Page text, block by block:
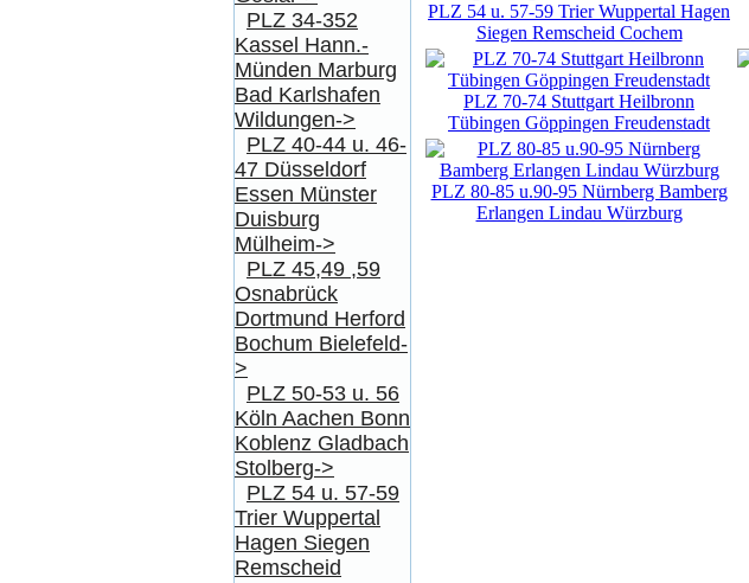
PLZ 54 u. 57-59 Trier Wuppertal Hagen
Siegen Remscheid Cochem
PLZ 70-74 Stuttgart Heilbronn
Tübingen Göppingen Freudenstadt
PLZ 80-85 u.90-95 Nürnberg Bamberg
Erlangen Lindau Würzburg
PLZ 34-352
Kassel Hann.-
Münden Marburg
Bad Karlshafen
Wildungen->
PLZ 40-44 u. 46-
47 Düsseldorf
Essen Münster
Duisburg
Mülheim->
PLZ 45,49 ,59
Osnabrück
Dortmund Herford
Bochum Bielefeld-
>
PLZ 50-53 u. 56
Köln Aachen Bonn
Koblenz Gladbach
Stolberg->
PLZ 54 u. 57-59
Trier Wuppertal
Hagen Siegen
Remscheid